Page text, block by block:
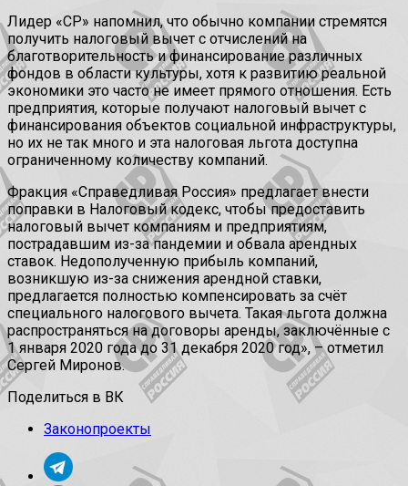
Лидер «СР» напомнил, что обычно компании стремятся
получить налоговый вычет с отчислений на
благотворительность и финансирование различных
фондов в области культуры, хотя к развитию реальной
экономики это часто не имеет прямого отношения. Есть
предприятия, которые получают налоговый вычет с
финансирования объектов социальной инфраструктуры,
но их не так много и эта налоговая льгота доступна
ограниченному количеству компаний.
Фракция «Справедливая Россия» предлагает внести
поправки в Налоговый кодекс, чтобы предоставить
налоговый вычет компаниям и предприятиям,
пострадавшим из-за пандемии и обвала арендных
ставок. Недополученную прибыль компаний,
возникшую из-за снижения арендной ставки,
предлагается полностью компенсировать за счёт
специального налогового вычета. Такая льгота должна
распространяться на договоры аренды, заключённые с
1 января 2020 года до 31 декабря 2020 год», – отметил
Сергей Миронов.
Поделиться в ВК
Законопроекты